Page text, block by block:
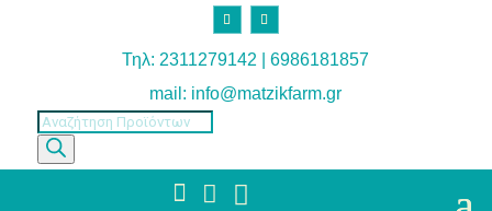
Τηλ: 2311279142 | 6986181857
mail: info@matzikfarm.gr
Products
search
  